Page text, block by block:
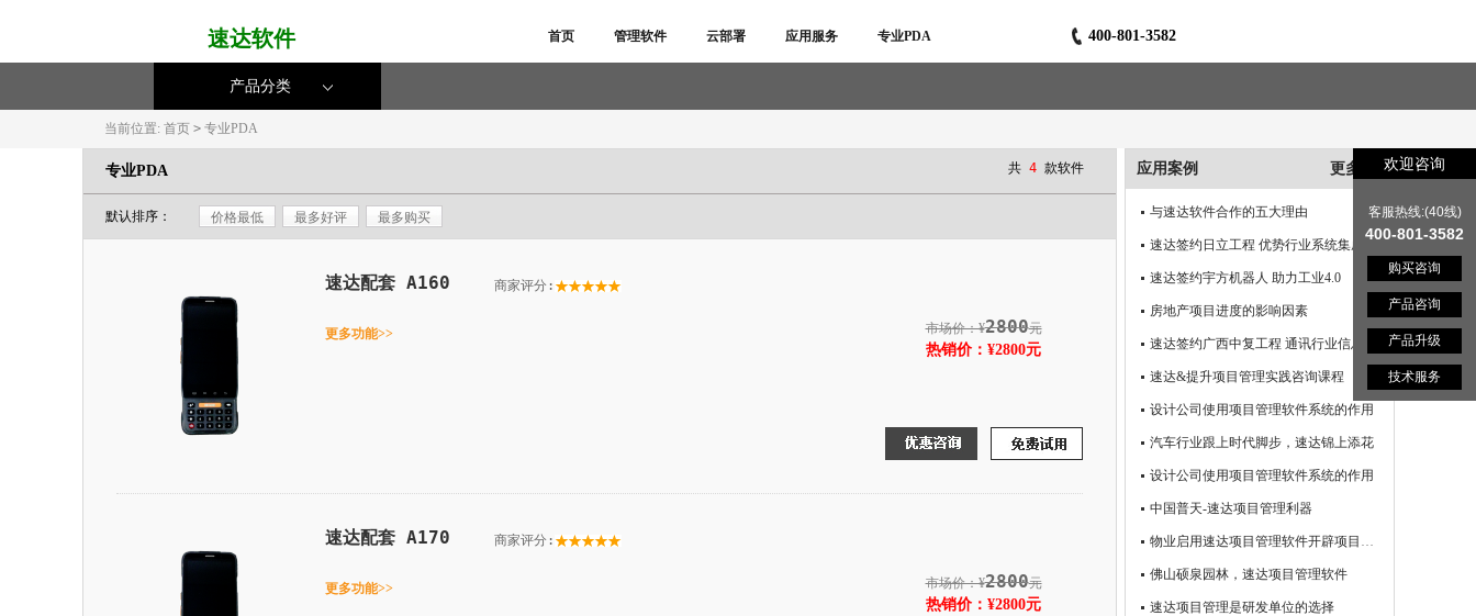
速达软件 首页 管理软件 云部署 应用服务 专业PDA 400-801-3582
产品分类
当前位置: 首页 > 专业PDA
专业PDA 共4 款软件
默认排序： 价格最低 最多好评 最多购买
速达配套 A160 商家评分:
更多功能>> 市场价：¥2800元
热销价：¥2800元
速达配套 A170 商家评分:
更多功能>> 市场价：¥2800元
热销价：¥2800元
应用案例 更多 >>
与速达软件合作的五大理由
速达签约宇方机器人 助力工业4.0
房地产项目进度的影响因素
速达签约广西中复工程 通讯行业信息化
速达&提升项目管理实践咨询课程
设计公司使用项目管理软件系统的作用
汽车行业跟上时代脚步，速达锦上添花
设计公司使用项目管理软件系统的作用
中国普天-速达项目管理利器
物业启用速达项目管理软件开辟项目管理时代
佛山硕泉园林，速达项目管理软件
速达项目管理是研发单位的选择
欢迎咨询
客服热线:(40线)
400-801-3582
购买咨询
产品咨询
产品升级
技术服务